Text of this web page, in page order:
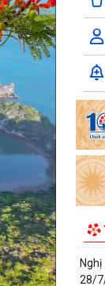
28/
quy
Hội
Ban
và
28/
việc